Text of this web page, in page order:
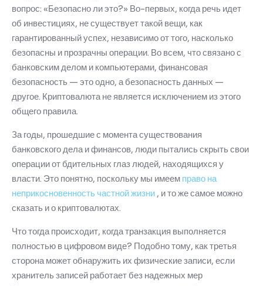
вопрос: «Безопасно ли это?» Во-первых, когда речь идет
об инвестициях, не существует такой вещи, как
гарантированный успех, независимо от того, насколько
безопасны и прозрачны операции. Во всем, что связано с
банковским делом и компьютерами, финансовая
безопасность — это одно, а безопасность данных —
другое. Криптовалюта не является исключением из этого
общего правила.
За годы, прошедшие с момента существования
банковского дела и финансов, люди пытались скрыть свои
операции от бдительных глаз людей, находящихся у
власти. Это понятно, поскольку мы имеем право на
неприкосновенность частной жизни , и то же самое можно
сказать и о криптовалютах.
Что тогда происходит, когда транзакция выполняется
полностью в цифровом виде? Подобно тому, как третья
сторона может обнаружить их физические записи, если
хранитель записей работает без надежных мер